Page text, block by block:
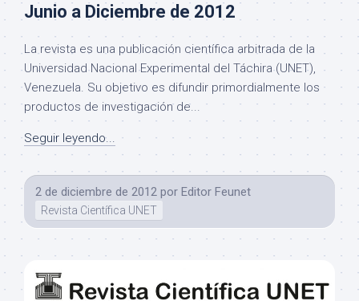
Junio a Diciembre de 2012
La revista es una publicación científica arbitrada de la
Universidad Nacional Experimental del Táchira (UNET),
Venezuela. Su objetivo es difundir primordialmente los
productos de investigación de...
Seguir leyendo...
2 de diciembre de 2012 por Editor Feunet
Revista Científica UNET